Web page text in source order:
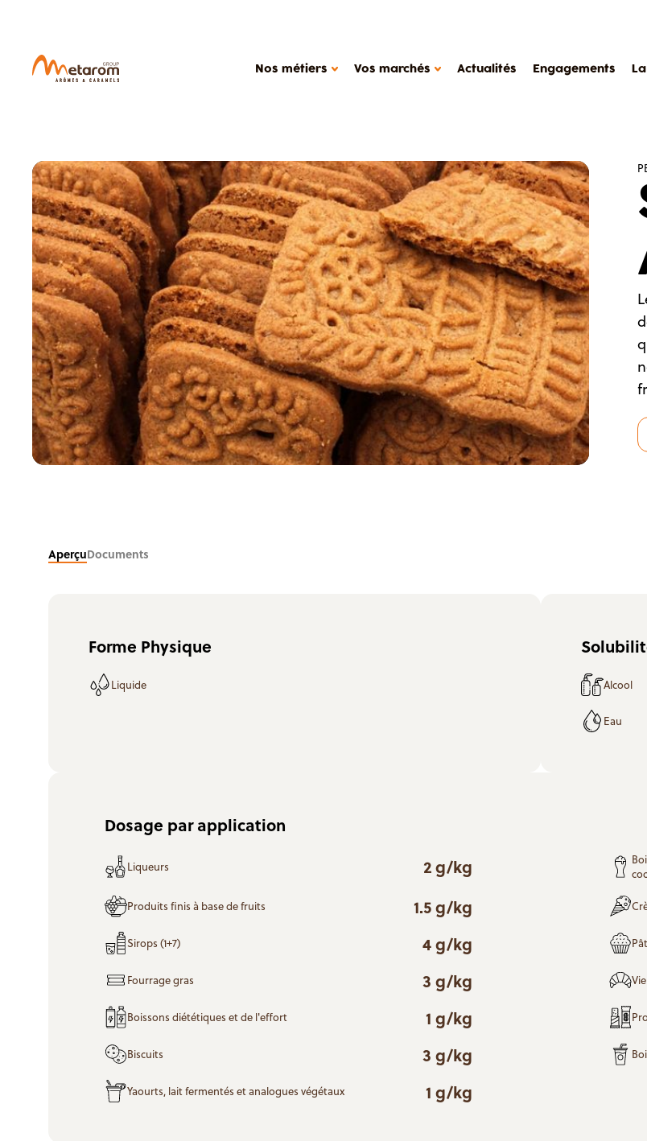
Nos métiers
NOS MÉTIERS
Solutions aromatiques
Solutions actives
Caramels
NOTRE MANIÈRE DE TRAVAILLER
Accompagnement
Outil de production
Études de cas
Vos marchés
MARCHÉS
Produits céréaliers
Glaces, produits laitiers, desserts végétaux
Boissons
Confiseries
Alimentation diététique
Actualités Engagements
LA
La
FAQ
AperçuDocuments
Forme Physique
Liquide Alcool
Eau
Dosage par application
Liqueurs 2 g/kg
Produits finis à base de fruits 1.5 g/kg
Sirops (1+7) 4 g/kg
Fourrage gras 3 g/kg
Boissons diététiques et de l'effort 1 g/kg
Biscuits 3 g/kg
Yaourts, lait fermentés et analogues végétaux 1 g/kg